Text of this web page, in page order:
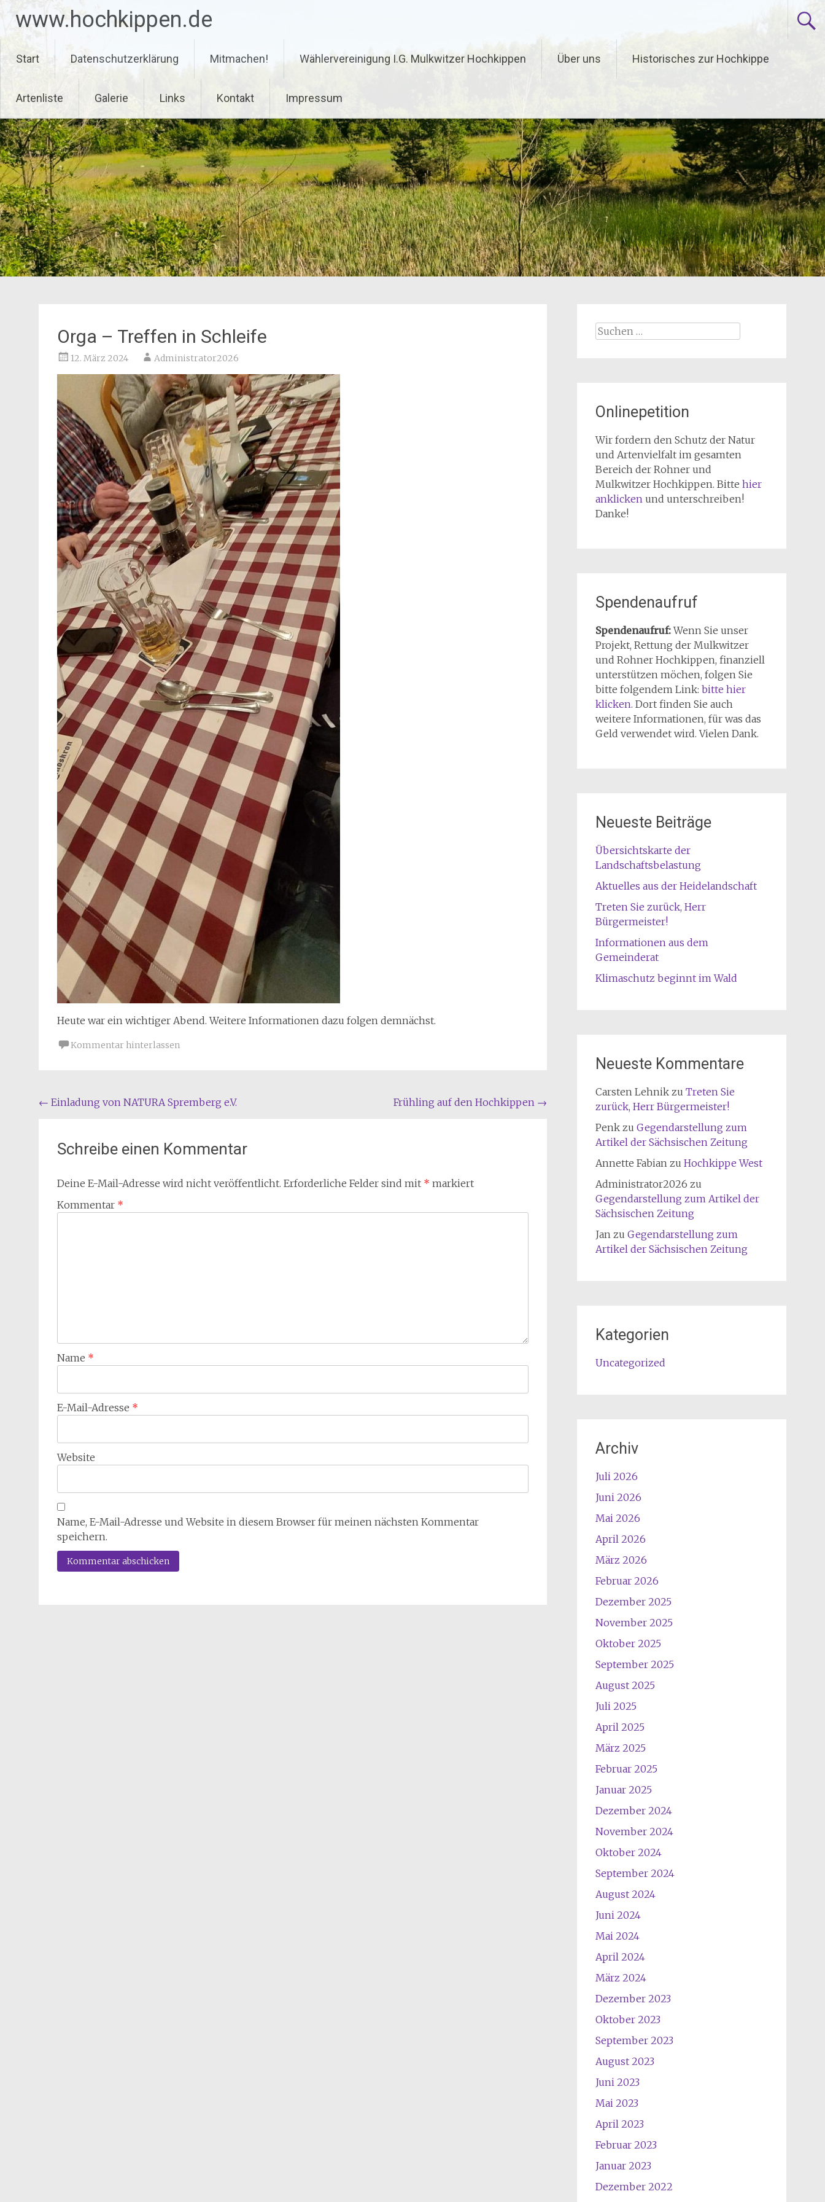
Inhalt
springen
www.hochkippen.de
Start Datenschutzerklärung Mitmachen! Wählervereinigung I.G. Mulkwitzer Hochkippen Über uns Historisches zur Hochkippe
Artenliste Galerie Links Kontakt Impressum
Orga – Treffen in Schleife
12. März 2024 Administrator2026
Heute war ein wichtiger Abend. Weitere Informationen dazu folgen demnächst.
Kommentar hinterlassen
Beitragsnavigation
← Einladung von NATURA Spremberg e.V. Frühling auf den Hochkippen →
Schreibe einen Kommentar
Deine E-Mail-Adresse wird nicht veröffentlicht. Erforderliche Felder sind mit * markiert
Kommentar *
Name *
E-Mail-Adresse *
Website
Name, E-Mail-Adresse und Website in diesem Browser für meinen nächsten Kommentar
speichern.
Suchen
Onlinepetition
Wir fordern den Schutz der Natur
und Artenvielfalt im gesamten
Bereich der Rohner und
Mulkwitzer Hochkippen. Bitte hier
anklickenund unterschreiben!
Danke!
Spendenaufruf
Spendenaufruf:Wenn Sie unser
Projekt, Rettung der Mulkwitzer
und Rohner Hochkippen, finanziell
unterstützen möchen, folgen Sie
bitte folgendem Link: bitte hier
klicken. Dort finden Sie auch
weitere Informationen, für was das
Geld verwendet wird. Vielen Dank.
Neueste Beiträge
Übersichtskarte der
Landschaftsbelastung
Aktuelles aus der Heidelandschaft
Treten Sie zurück, Herr
Bürgermeister!
Informationen aus dem
Gemeinderat
Klimaschutz beginnt im Wald
Neueste Kommentare
Carsten Lehnikzu Treten Sie
zurück, Herr Bürgermeister!
Penkzu Gegendarstellung zum
Artikel der Sächsischen Zeitung
Annette Fabianzu Hochkippe West
Administrator2026 zu
Gegendarstellung zum Artikel der
Sächsischen Zeitung
Janzu Gegendarstellung zum
Artikel der Sächsischen Zeitung
Kategorien
Uncategorized
Archiv
Juli 2026
Juni 2026
Mai 2026
April 2026
März 2026
Februar 2026
Dezember 2025
November 2025
Oktober 2025
September 2025
August 2025
Juli 2025
April 2025
März 2025
Februar 2025
Januar 2025
Dezember 2024
November 2024
Oktober 2024
September 2024
August 2024
Juni 2024
Mai 2024
April 2024
März 2024
Dezember 2023
Oktober 2023
September 2023
August 2023
Juni 2023
Mai 2023
April 2023
Februar 2023
Januar 2023
Dezember 2022